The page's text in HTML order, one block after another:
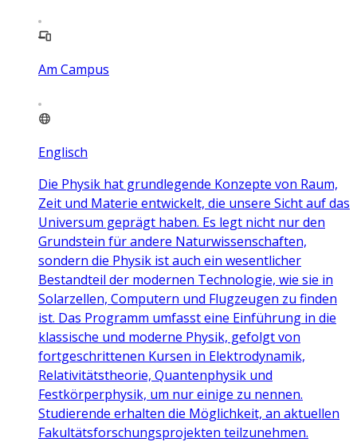
Am Campus
Englisch
Die Physik hat grundlegende Konzepte von Raum,
Zeit und Materie entwickelt, die unsere Sicht auf das
Universum geprägt haben. Es legt nicht nur den
Grundstein für andere Naturwissenschaften,
sondern die Physik ist auch ein wesentlicher
Bestandteil der modernen Technologie, wie sie in
Solarzellen, Computern und Flugzeugen zu finden
ist. Das Programm umfasst eine Einführung in die
klassische und moderne Physik, gefolgt von
fortgeschrittenen Kursen in Elektrodynamik,
Relativitätstheorie, Quantenphysik und
Festkörperphysik, um nur einige zu nennen.
Studierende erhalten die Möglichkeit, an aktuellen
Fakultätsforschungsprojekten teilzunehmen.